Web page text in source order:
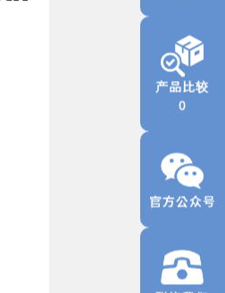
产品比较
0
官方公众号